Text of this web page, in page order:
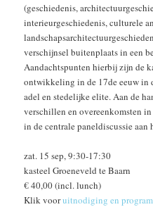
(geschiedenis,
interieurgeschiedenis, culturele
verschijnsel buitenplaats in een
Aandachtspunten hierbij zijn de
ontwikkeling in de 17de eeuw in
adel en stedelijke elite. Aan de
verschillen en overeenkomsten
in de centrale paneldiscussie aan
zat. 15 sep, 9:30-17:30
kasteel Groeneveld te Baarn
€ 40,00 (incl. lunch)
Klik vooruitnodiging en